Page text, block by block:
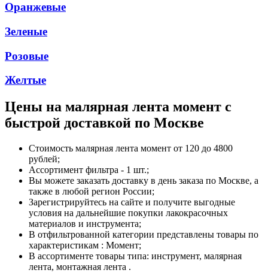
Оранжевые
Зеленые
Розовые
Желтые
Цены на малярная лента момент с
быстрой доставкой по Москве
Стоимость малярная лента момент от 120 до 4800
рублей;
Ассортимент фильтра - 1 шт.;
Вы можете заказать доставку в день заказа по Москве, а
также в любой регион России;
Зарегистрируйтесь на сайте и получите выгодные
условия на дальнейшие покупки лакокрасочных
материалов и инструмента;
В отфильтрованной категории представлены товары по
характеристикам : Момент;
В ассортименте товары типа: инструмент, малярная
лента, монтажная лента .